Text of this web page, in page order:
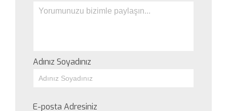
Adınız Soyadınız
E-posta Adresiniz